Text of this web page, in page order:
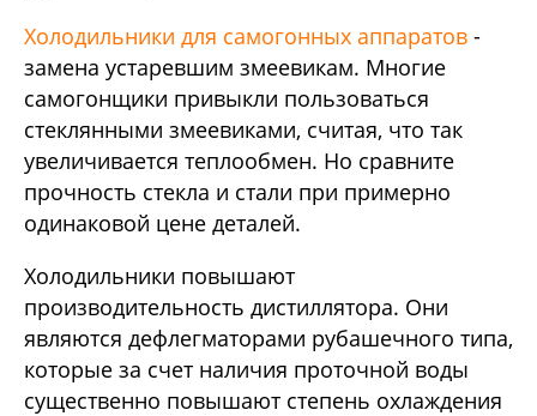
Холодильники для самогонных аппаратов -
замена устаревшим змеевикам. Многие
самогонщики привыкли пользоваться
стеклянными змеевиками, считая, что так
увеличивается теплообмен. Но сравните
прочность стекла и стали при примерно
одинаковой цене деталей.
Холодильники повышают
производительность дистиллятора. Они
являются дефлегматорами рубашечного типа,
которые за счет наличия проточной воды
существенно повышают степень охлаждения